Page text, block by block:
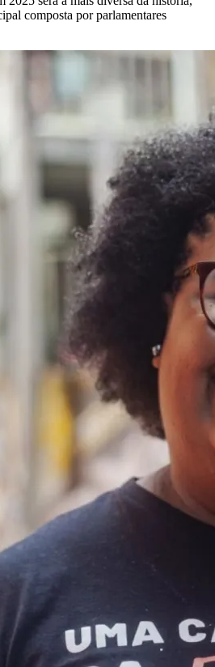
composta por parlamentares